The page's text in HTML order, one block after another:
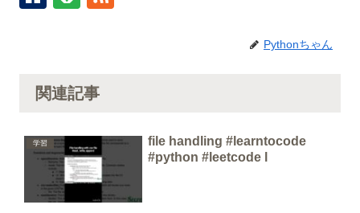
Pythonちゃん
関連記事
学習
file handling #learntocode
#python #leetcode l